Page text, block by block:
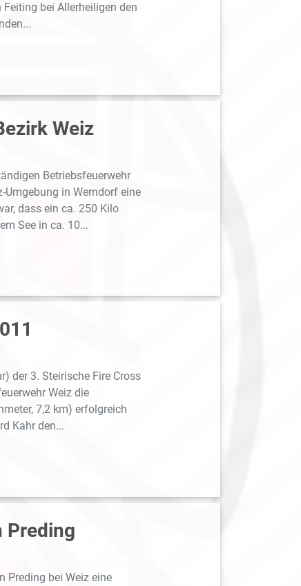
bei Allerheiligen den
Weiz
Betriebsfeuerwehr
Umgebung in Werndorf eine
dass ein ca. 250 Kilo
See in ca. 10...
der 3. Steirische Fire Cross
Weiz die
7,2 km) erfolgreich
Kahr den...
Preding
Preding bei Weiz eine